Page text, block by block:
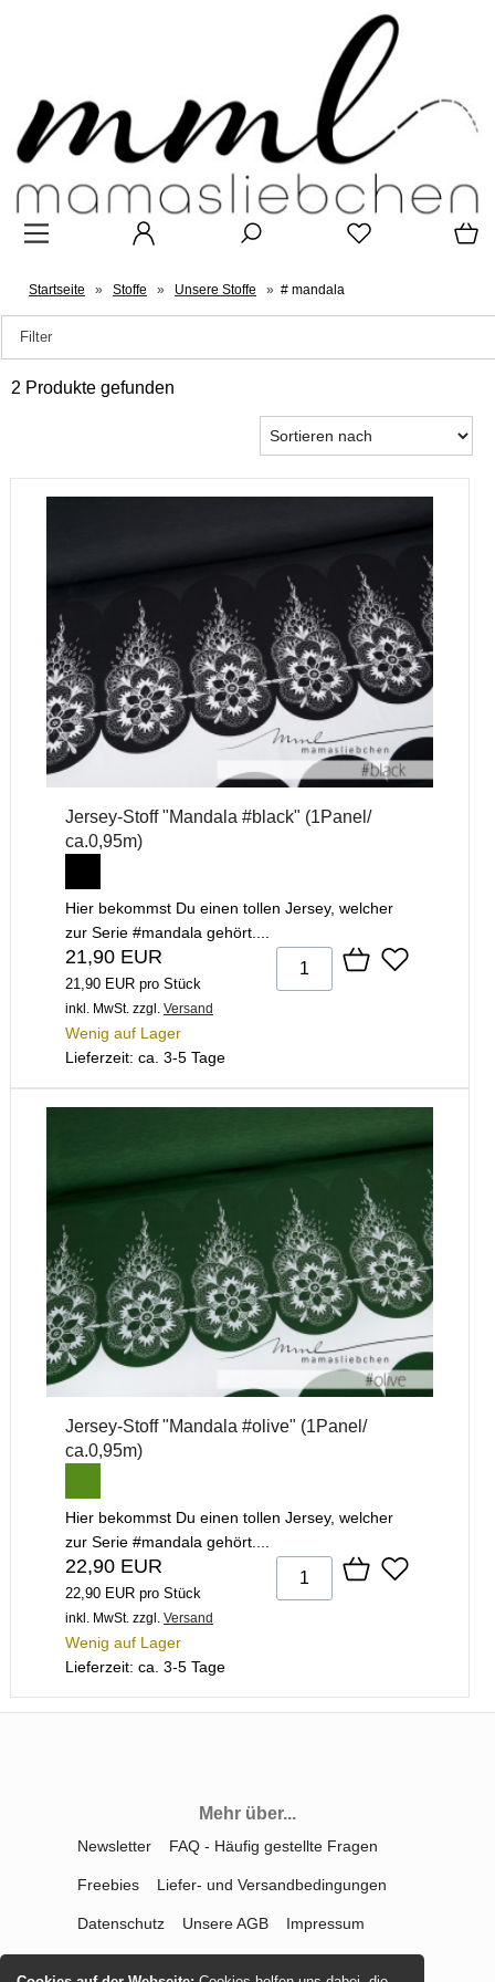
Startseite » Stoffe » Unsere Stoffe » # mandala
Filter
2 Produkte gefunden
Jersey-Stoff "Mandala #black" (1Panel/
ca.0,95m)
Hier bekommst Du einen tollen Jersey, welcher
zur Serie #mandala gehört....
21,90 EUR
21,90 EUR pro Stück
inkl. MwSt. zzgl. Versand
Wenig auf Lager
Lieferzeit: ca. 3-5 Tage
Jersey-Stoff "Mandala #olive" (1Panel/
ca.0,95m)
Hier bekommst Du einen tollen Jersey, welcher
zur Serie #mandala gehört....
22,90 EUR
22,90 EUR pro Stück
inkl. MwSt. zzgl. Versand
Wenig auf Lager
Lieferzeit: ca. 3-5 Tage
Mehr über...
Newsletter FAQ - Häufig gestellte Fragen
Freebies Liefer- und Versandbedingungen
Datenschutz Unsere AGB Impressum